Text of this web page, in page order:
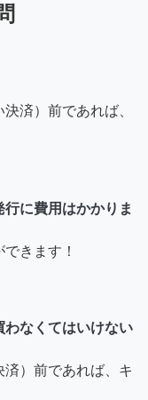
済）前であれば、
に費用はかかりま
きます！
わなくてはいけない
）前であれば、キ